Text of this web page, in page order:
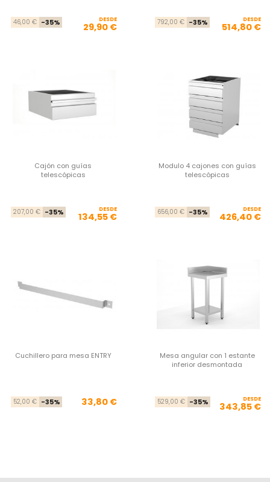
Precio base
46,00 € -35% Precio
DESDE
29,90 € 792,00 € -35% DESDE
514,80 €
Cajón con guías
telescópicas
Precio base
207,00 € -35% Precio
DESDE
134,55 €
Modulo 4 cajones con guías
telescópicas
656,00 € -35% DESDE
426,40 €
Cuchillero para mesa ENTRY
Precio base
52,00 € -35% Precio
33,80 €
Mesa angular con 1 estante
inferior desmontada
529,00 € -35% DESDE
343,85 €